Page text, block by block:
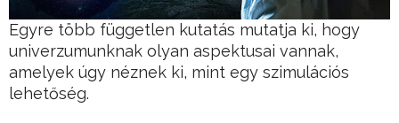
Egyre több független kutatás mutatja ki, hogy
univerzumunknak olyan aspektusai vannak,
amelyek úgy néznek ki, mint egy szimulációs
lehetőség.